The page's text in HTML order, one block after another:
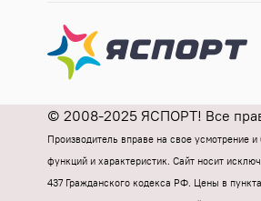
© 2008-2025 ЯСПОРТ! Все
Производитель вправе на свое усмотрение
функций и характеристик. Cайт носит
437 Гражданского кодекса РФ. Цены в